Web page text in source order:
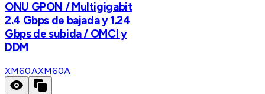
ONU GPON / Multigigabit
2.4 Gbps de bajada y 1.24
Gbps de subida / OMCI y
DDM
XM60AXM60A